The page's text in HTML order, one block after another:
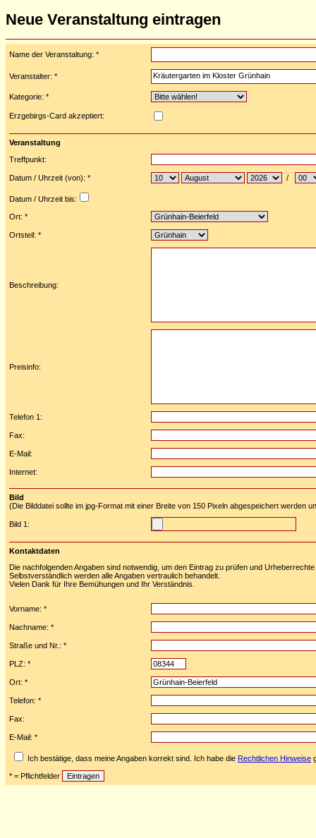
Neue Veranstaltung eintragen
Name der Veranstaltung: *
Veranstalter: *
Kategorie: *
Erzgebirgs-Card akzeptiert:
Veranstaltung
Treffpunkt:
Datum / Uhrzeit (von): * /
Datum / Uhrzeit bis:
Ort: *
Ortsteil: *
Beschreibung:
Preisinfo:
Telefon 1:
Fax:
E-Mail:
Internet:
Bild
(Die Bilddatei sollte im jpg-Format mit einer Breite von 150 Pixeln abgespeichert werden
Bild 1:
Kontaktdaten
Die nachfolgenden Angaben sind notwendig, um den Eintrag zu prüfen und
Selbstverständlich werden alle Angaben vertraulich behandelt.
Vielen Dank für Ihre Bemühungen und Ihr Verständnis.
Vorname: *
Nachname: *
Straße und Nr.: *
PLZ: *
Ort: *
Telefon: *
Fax:
E-Mail: *
Ich bestätige, dass meine Angaben korrekt sind. Ich habe die Rechtlichen Hinweise
* = Pflichtfelder